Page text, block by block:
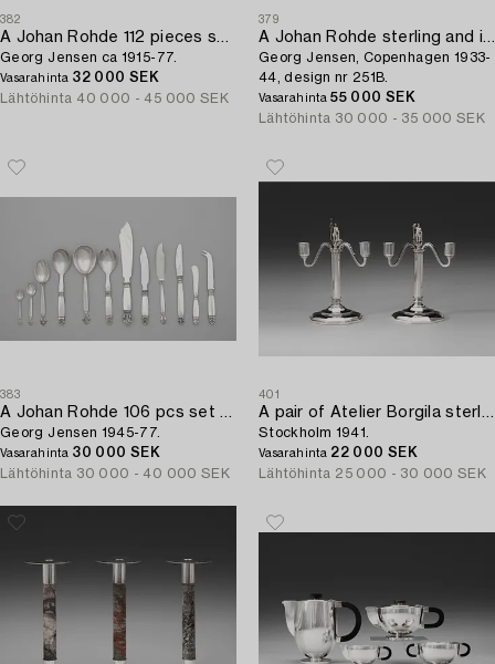
382
A Johan Rohde 112 pieces set of 'Acorn' flatware,
Georg Jensen ca 1915-77.
Vasarahinta 32 000 SEK
Lähtöhinta 40 000 - 45 000 SEK
379
A Johan Rohde sterling and ivory tray,
Georg Jensen, Copenhagen 1933-
44, design nr 251B.
Vasarahinta55 000 SEK
Lähtöhinta 30 000 - 35 000 SEK
383
A Johan Rohde 106 pcs set of 'Acanthus' sterling and stainless steel flatware,
Georg Jensen 1945-77.
Vasarahinta 30 000 SEK
Lähtöhinta 30 000 - 40 000 SEK
401
A pair of Atelier Borgila sterling candelabra,
Stockholm 1941.
Vasarahinta 22 000 SEK
Lähtöhinta 25 000 - 30 000 SEK